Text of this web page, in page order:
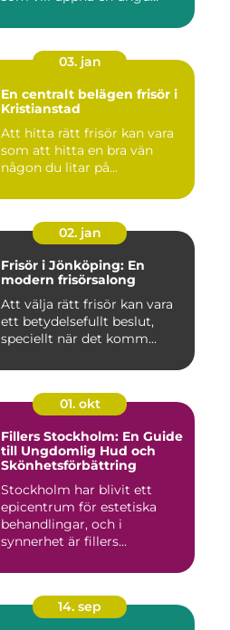
03. jan
En centralt belägen frisör i
Kristianstad
Att hitta rätt frisör kan vara
som att hitta en bra vän
någon du litar på...
02. jan
Frisör i Jönköping: En
modern frisörsalong
Att välja rätt frisör kan vara
ett betydelsefullt beslut,
speciellt när det komm...
01. okt
Fillers Stockholm: En Guide
till Ungdomlig Hud och
Skönhetsförbättring
Stockholm har blivit ett
epicentrum för estetiska
behandlingar, och i
synnerhet är fillers...
14. sep